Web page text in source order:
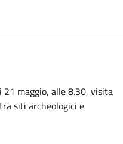
maggio, alle 8.30, visita
siti archeologici e